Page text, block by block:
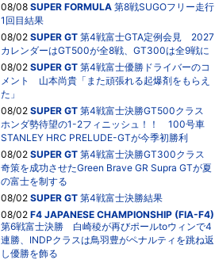
08/08 SUPER FORMULA 第8戦SUGOフリー走行
1回目結果
08/02 SUPER GT 第4戦富士GTA定例会見 2027
カレンダーはGT500が全8戦、GT300は全9戦に
08/02 SUPER GT 第4戦富士優勝ドライバーのコ
メント 山本尚貴「また頑張れる起爆剤をもらえ
た」
08/02 SUPER GT 第4戦富士決勝GT500クラス
ホンダ勢待望の1-2フィニッシュ！！ 100号車
STANLEY HRC PRELUDE-GTが今季初勝利
08/02 SUPER GT 第4戦富士決勝GT300クラス
奇策を成功させたGreen Brave GR Supra GTが夏
の富士を制する
08/02 SUPER GT 第4戦富士決勝結果
08/02 F4 JAPANESE CHAMPIONSHIP (FIA-F4)
第6戦富士決勝 白崎稜が再びポールtoウィンで4
連勝、INDPクラスは鳥羽豊がペナルティを跳ね返
し優勝を飾る